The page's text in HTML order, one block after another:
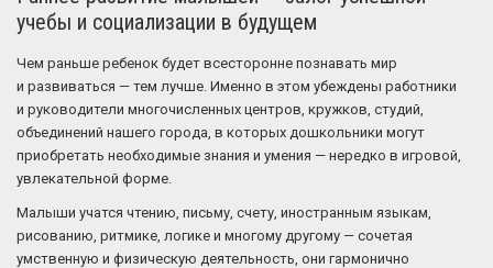
учебы и социализации в будущем
Чем раньше ребенок будет всесторонне познавать мир
и развиваться — тем лучше. Именно в этом убеждены работники
и руководители многочисленных центров, кружков, студий,
объединений нашего города, в которых дошкольники могут
приобретать необходимые знания и умения — нередко в игровой,
увлекательной форме.
Малыши учатся чтению, письму, счету, иностранным языкам,
рисованию, ритмике, логике и многому другому — сочетая
умственную и физическую деятельность, они гармонично